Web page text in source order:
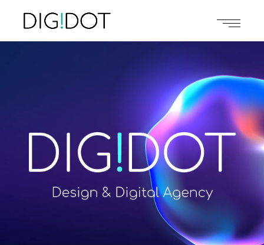
Κατασκευή eshop μέσω
Vouchers